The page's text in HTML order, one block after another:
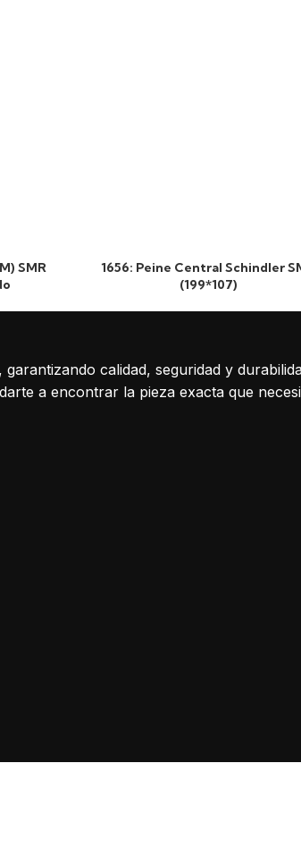
SMR
1656: Peine Central Schindler
(199*107)
, garantizando calidad, seguridad y
a encontrar la pieza exacta que